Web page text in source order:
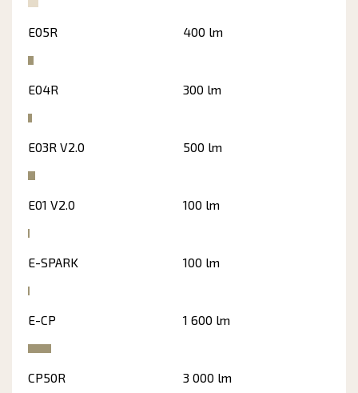
E05R 400 lm
E04R 300 lm
E03R V2.0 500 lm
E01 V2.0 100 lm
E-SPARK 100 lm
E-CP 1 600 lm
CP50R 3 000 lm